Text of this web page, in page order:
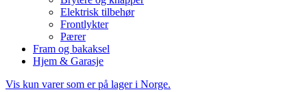
Elektrisk tilbehør
Frontlykter
Pærer
Fram og bakaksel
Hjem & Garasje
Vis kun varer som er på lager i Norge.